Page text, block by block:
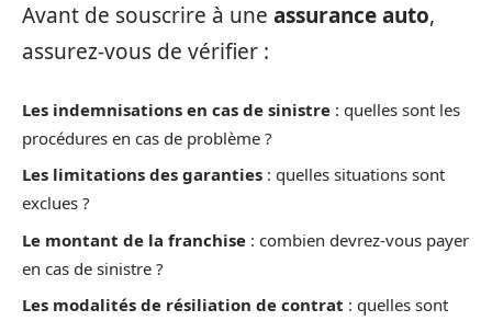
Avant de souscrire à une assurance auto,
assurez-vous de vérifier :
Les indemnisations en cas de sinistre : quelles sont les
procédures en cas de problème ?
Les limitations des garanties : quelles situations sont
exclues ?
Le montant de la franchise : combien devrez-vous payer
en cas de sinistre ?
Les modalités de résiliation de contrat : quelles sont